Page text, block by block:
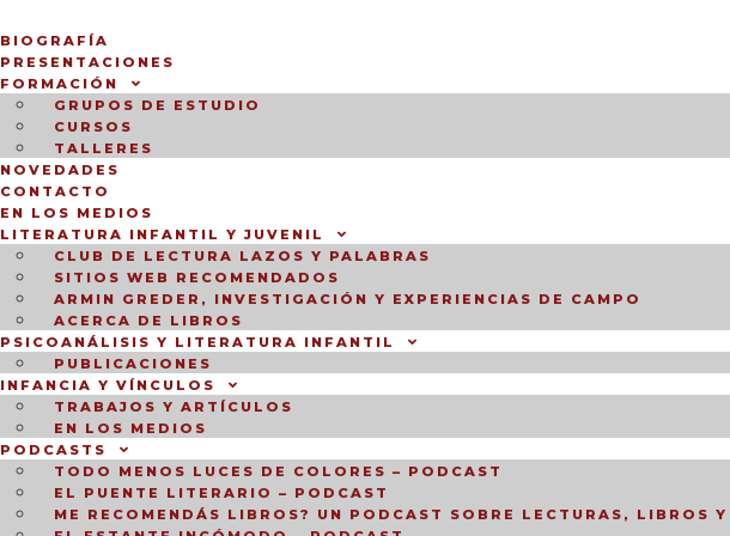
BIOGRAFÍA
PRESENTACIONES
FORMACIÓN
GRUPOS DE ESTUDIO
CURSOS
TALLERES
NOVEDADES
CONTACTO
EN LOS MEDIOS
LITERATURA INFANTIL Y JUVENIL
CLUB DE LECTURA LAZOS Y PALABRAS
SITIOS WEB RECOMENDADOS
ARMIN GREDER, INVESTIGACIÓN Y EXPERIENCIAS DE CAMPO
ACERCA DE LIBROS
PSICOANÁLISIS Y LITERATURA INFANTIL
PUBLICACIONES
INFANCIA Y VÍNCULOS
TRABAJOS Y ARTÍCULOS
EN LOS MEDIOS
PODCASTS
TODO MENOS LUCES DE COLORES – PODCAST
EL PUENTE LITERARIO – PODCAST
ME RECOMENDÁS LIBROS? UN PODCAST SOBRE LECTURAS, LIBROS